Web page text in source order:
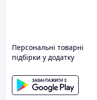
Персональні товарні
підбірки у додатку